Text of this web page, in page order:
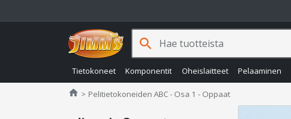
Tietokoneet Komponentit Oheislaitteet Pelaaminen
search
home Jimms.fi
Pelitietokoneiden ABC - Osa 1 - Oppaat